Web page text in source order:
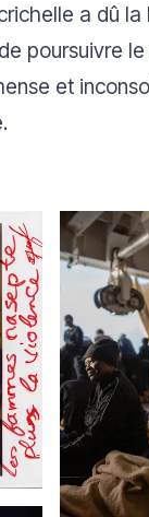
a dû la
poursuivre
et